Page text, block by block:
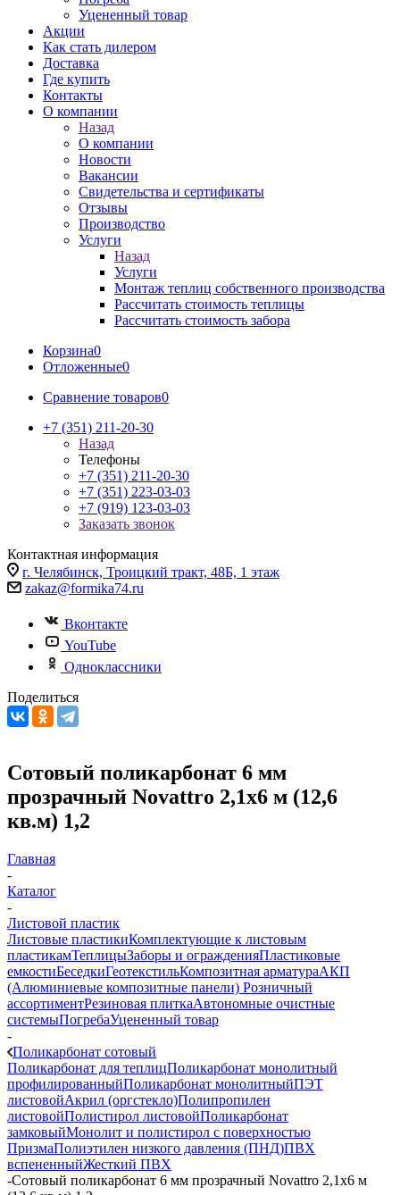
Уцененный товар
Акции
Как стать дилером
Доставка
Где купить
Контакты
О компании
Назад
О компании
Новости
Вакансии
Свидетельства и сертификаты
Отзывы
Производство
Услуги
Назад
Услуги
Монтаж теплиц собственного производства
Рассчитать стоимость теплицы
Рассчитать стоимость забора
Корзина0
Отложенные0
Сравнение товаров0
+7 (351) 211-20-30
Назад
Телефоны
+7 (351) 211-20-30
+7 (351) 223-03-03
+7 (919) 123-03-03
Заказать звонок
Контактная информация
г. Челябинск, Троицкий тракт, 48Б, 1 этаж
zakaz@formika74.ru
Вконтакте
YouTube
Одноклассники
Поделиться
Сотовый поликарбонат 6 мм
прозрачный Novattro 2,1х6 м (12,6
кв.м) 1,2
Главная
-
Каталог
-
Листовой пластик
Листовые пластикиКомплектующие к листовым
пластикамТеплицыЗаборы и огражденияПластиковые
емкостиБеседкиГеотекстильКомпозитная арматураАКП
(Алюминиевые композитные панели) Розничный
ассортиментРезиновая плиткаАвтономные очистные
системыПогребаУцененный товар
-
Поликарбонат сотовый
Поликарбонат для теплицПоликарбонат монолитный
профилированныйПоликарбонат монолитныйПЭТ
листовойАкрил (оргстекло)Полипропилен
листовойПолистирол листовойПоликарбонат
замковыйМонолит и полистирол с поверхностью
ПризмаПолиэтилен низкого давления (ПНД)ПВХ
вспененныйЖесткий ПВХ
-Сотовый поликарбонат 6 мм прозрачный Novattro 2,1х6 м